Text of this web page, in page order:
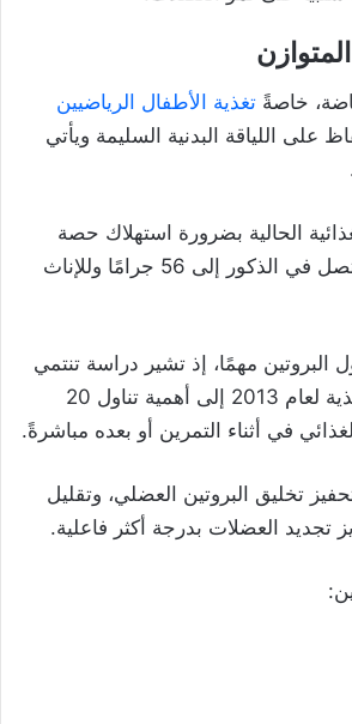
خاصةً تغذية الأطفال الرياضيين
على اللياقة البدنية السليمة ويأتي
الحالية بضرورة استهلاك حصة
يومية من البروتين، تصل في الذكور إلى 56 جرامًا وللإناث
البروتين مهمًا، إذ تشير دراسة تنتمي
إلى معهد نستله للتغذية لعام 2013 إلى أهمية تناول 20
في أثناء التمرين أو بعده مباشرةً.
تخليق البروتين العضلي، وتقليل
تجديد العضلات بدرجة أكثر فاعلية.